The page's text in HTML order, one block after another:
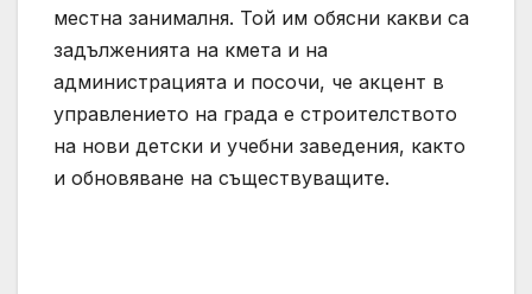
местна занималня. Той им обясни какви са
задълженията на кмета и на
администрацията и посочи, че акцент в
управлението на града е строителството
на нови детски и учебни заведения, както
и обновяване на съществуващите.